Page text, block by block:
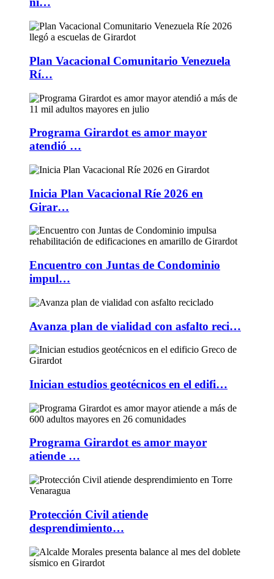
Plan Vacacional Comunitario Venezuela
Rí…
Programa Girardot es amor mayor
atendió …
Inicia Plan Vacacional Ríe 2026 en
Girar…
Encuentro con Juntas de Condominio
impul…
Avanza plan de vialidad con asfalto reci…
Inician estudios geotécnicos en el edifi…
Programa Girardot es amor mayor
atiende …
Protección Civil atiende
desprendimiento…